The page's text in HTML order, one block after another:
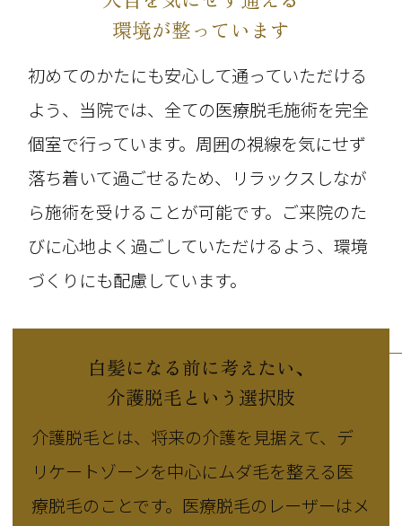
環境が整っています
初めてのかたにも安心して通っていただける
よう、当院では、全ての医療脱毛施術を完全
個室で行っています。周囲の視線を気にせず
落ち着いて過ごせるため、リラックスしなが
ら施術を受けることが可能です。ご来院のた
びに心地よく過ごしていただけるよう、環境
づくりにも配慮しています。
白髪になる前に考えたい、
介護脱毛という選択肢
介護脱毛とは、将来の介護を見据えて、デ
リケートゾーンを中心にムダ毛を整える医
療脱毛のことです。医療脱毛のレーザーはメ